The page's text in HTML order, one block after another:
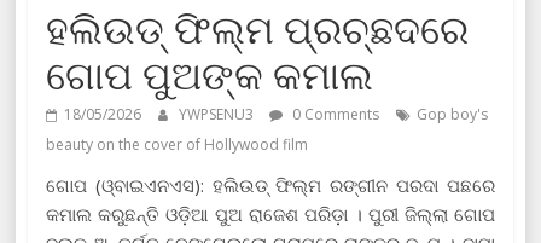
ହଲିଉଡ୍ ଫିଲ୍ମ ପ୍ରଚ୍ଛଦରେ
ଗୋପ ପୁଅଙ୍କ କମାଲ
18/05/2026 YWPSENU3 0 Comments
Gop boy's
beauty on the cover of Hollywood film
ଗୋପ (ଓ୍ବାଇଏନଏସ): ହଲିଉଡ୍ ଫିଲ୍ମ ରଙ୍ଗୀନ ପରଦା ପଛରେ
କମାଲ କରୁଛନ୍ତି ଓଡ଼ିଆ ପୁଅ ରାଜେଶ ପରିଡ଼ା । ପୁରୀ ଜିଲ୍ଲା ଗୋପ